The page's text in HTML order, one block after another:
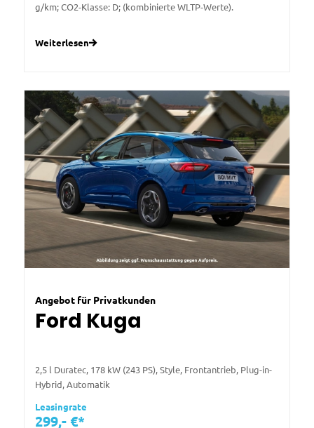
g/km; CO2-Klasse: D; (kombinierte WLTP-Werte).
Weiterlesen
Angebot für Privatkunden
Ford Kuga
2,5 l Duratec, 178 kW (243 PS), Style, Frontantrieb, Plug-in-
Hybrid, Automatik
Leasingrate
299,- €*